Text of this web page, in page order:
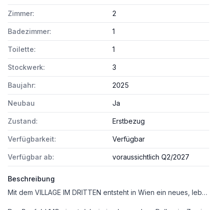
Zimmer: 2
Badezimmer: 1
Toilette: 1
Stockwerk: 3
Baujahr: 2025
Neubau Ja
Zustand: Erstbezug
Verfügbarkeit: Verfügbar
Verfügbar ab: voraussichtlich Q2/2027
Beschreibung
Mit dem VILLAGE IM DRITTEN entsteht in Wien ein neues, lebendiges Stadtquartier mit rund 2.000 Wohnungen, dazu Büro- und Gewerbeflächen, Nahversorgung sowie Kinderbetreuungs- und Bildunseinrichtungen, welches das moderne Wohnen mit viel Grün, Gemeinschaft und nachhaltiger Energieversorgung verbindet.